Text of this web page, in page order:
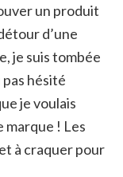
un produit
d’une
je suis tombée
pas hésité
je voulais
! Les
à craquer pour